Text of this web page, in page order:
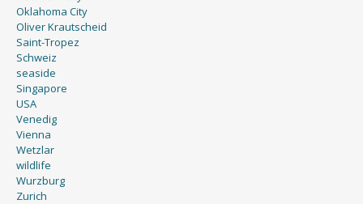
Oklahoma City
Oliver Krautscheid
Saint-Tropez
Schweiz
seaside
Singapore
USA
Venedig
Vienna
Wetzlar
wildlife
Wurzburg
Zurich